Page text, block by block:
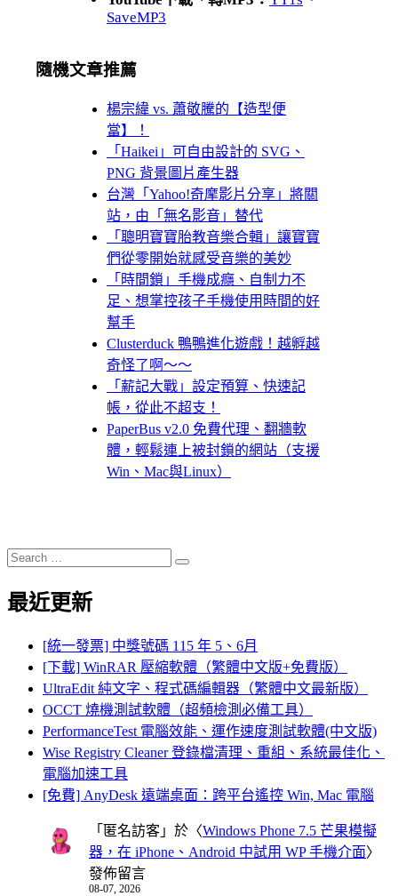
SaveMP3
隨機文章推薦
楊宗緯 vs. 蕭敬騰的【造型便
當】！
「Haikei」可自由設計的 SVG、
PNG 背景圖片產生器
台灣「Yahoo!奇摩影片分享」將關
站，由「無名影音」替代
「聰明寶寶胎教音樂合輯」讓寶寶
們從零開始就感受音樂的美妙
「時間鎖」手機成癮、自制力不
足、想掌控孩子手機使用時間的好
幫手
Clusterduck 鴨鴨進化遊戲！越孵越
奇怪了啊～～
「薪記大戰」設定預算、快速記
帳，從此不超支！
PaperBus v2.0 免費代理、翻牆軟
體，輕鬆連上被封鎖的網站（支援
Win、Mac與Linux）
Search
for:
Search
最近更新
[統一發票] 中獎號碼 115 年 5、6月
[下載] WinRAR 壓縮軟體（繁體中文版+免費版）
UltraEdit 純文字、程式碼編輯器（繁體中文最新版）
OCCT 燒機測試軟體（超頻檢測必備工具）
PerformanceTest 電腦效能、運作速度測試軟體(中文版)
Wise Registry Cleaner 登錄檔清理、重組、系統最佳化、
電腦加速工具
[免費] AnyDesk 遠端桌面：跨平台遙控 Win, Mac 電腦
「 匿名訪客 」於〈Windows Phone 7.5 芒果模擬
器，在 iPhone、Android 中試用 WP 手機介面〉
發佈留言
08-07, 2026